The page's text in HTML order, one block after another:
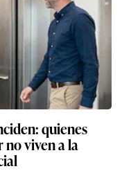
quienes
no viven a la